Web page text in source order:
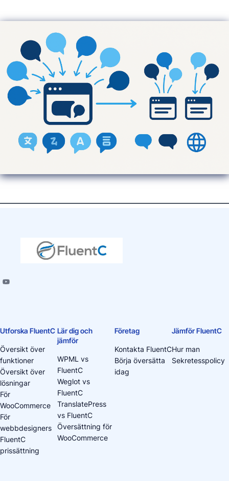
Utforska FluentC
Översikt över
funktioner
Översikt över
lösningar
För
WooCommerce
För
webbdesigners
FluentC
prissättning
Lär dig och
jämför
WPML vs
FluentC
Weglot vs
FluentC
TranslatePress
vs FluentC
Översättning för
WooCommerce
Företag
Kontakta FluentC
Börja översätta
idag
Jämför FluentC
Hur man
Sekretesspolicy